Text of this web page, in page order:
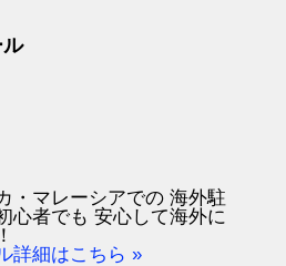
・マレーシアでの 海外駐
心者でも 安心して海外に
詳細はこちら »